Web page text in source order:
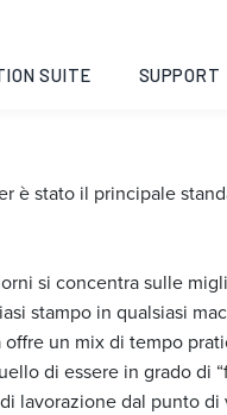
SUITE SUPPORT
I:
è stato il principale
si concentra sulle
stampo in qualsiasi
un mix di tempo
di essere in grado di
lavorazione dal punto di